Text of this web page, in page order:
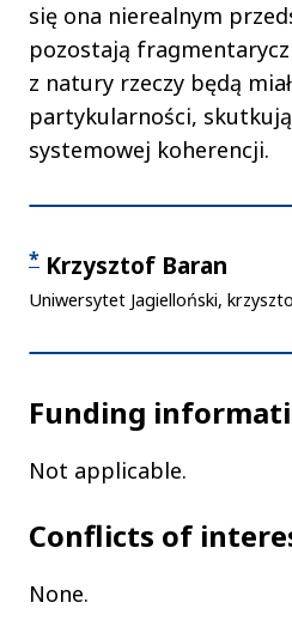
się ona nierealnym
pozostają
z natury rzeczy będą
partykularności,
systemowej koherencji.
Autorzy
* Krzysztof Baran
Uniwersytet Jagielloński,
Additional
information
Funding
Not applicable.
Conflicts of
None.